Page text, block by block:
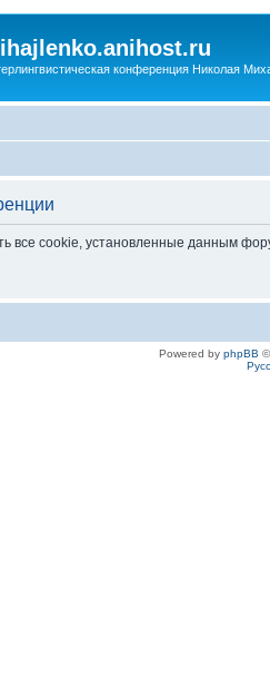
конференция Николая
все cookie, установленные данным
Powered by phpBB